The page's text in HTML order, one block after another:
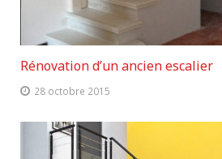
Rénovation d’un ancien escalier
28 octobre 2015